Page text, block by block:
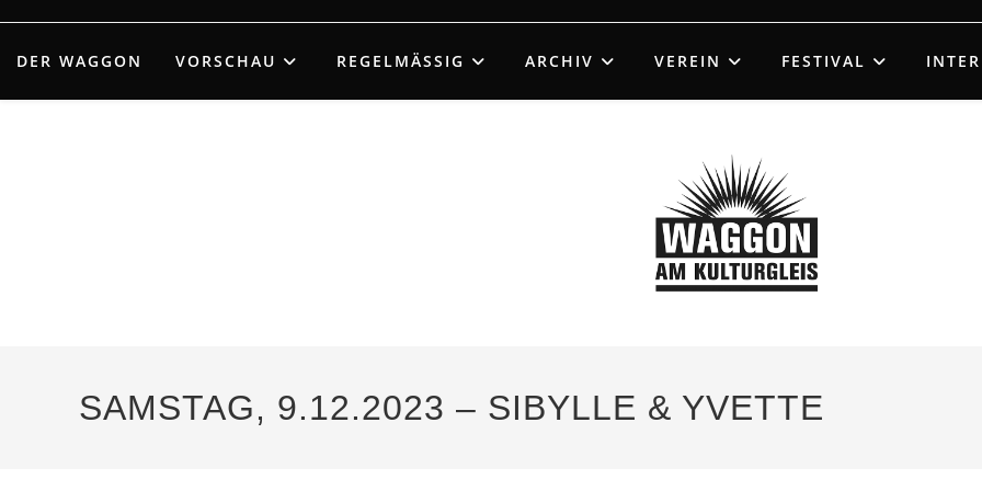
springen
DER WAGGON VORSCHAU REGELMÄSSIG ARCHIV VEREIN FESTIVAL
SAMSTAG, 9.12.2023 – SIBYLLE & YVETTE